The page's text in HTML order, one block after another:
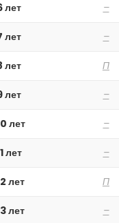
лет –
лет –
лет П
лет –
лет –
лет –
лет П
лет –